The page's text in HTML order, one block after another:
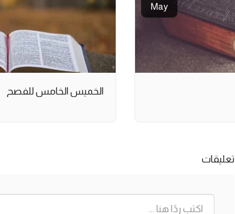
May
الخميس الخامس للفصح
تعليقات